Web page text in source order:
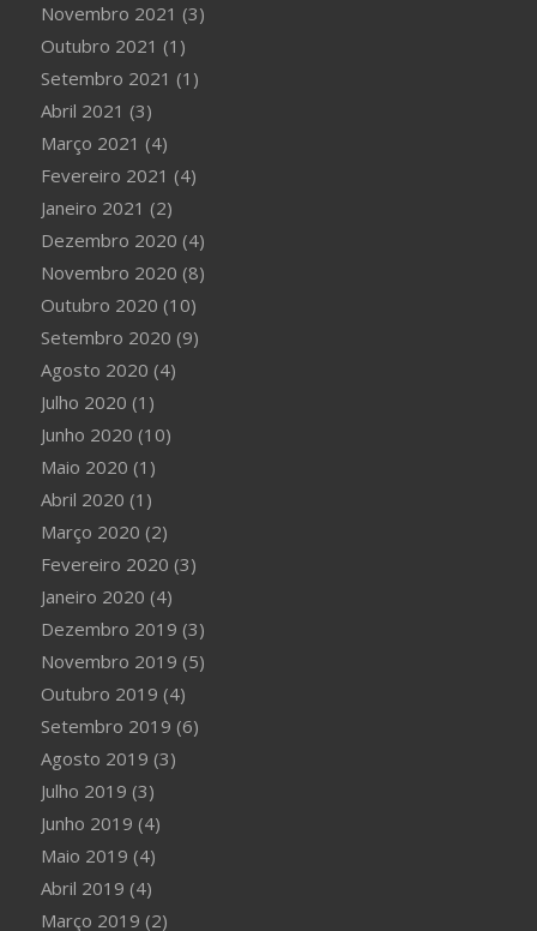
Novembro 2021 (3)
Outubro 2021 (1)
Setembro 2021 (1)
Abril 2021 (3)
Março 2021 (4)
Fevereiro 2021 (4)
Janeiro 2021 (2)
Dezembro 2020 (4)
Novembro 2020 (8)
Outubro 2020 (10)
Setembro 2020 (9)
Agosto 2020 (4)
Julho 2020 (1)
Junho 2020 (10)
Maio 2020 (1)
Abril 2020 (1)
Março 2020 (2)
Fevereiro 2020 (3)
Janeiro 2020 (4)
Dezembro 2019 (3)
Novembro 2019 (5)
Outubro 2019 (4)
Setembro 2019 (6)
Agosto 2019 (3)
Julho 2019 (3)
Junho 2019 (4)
Maio 2019 (4)
Abril 2019 (4)
Março 2019 (2)